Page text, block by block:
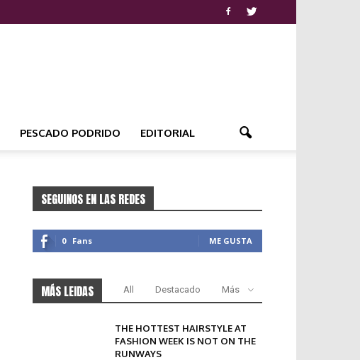
PESCADO PODRIDO EDITORIAL
SEGUINOS EN LAS REDES
0 Fans ME GUSTA
MÁS LEIDAS All Destacado Más
THE HOTTEST HAIRSTYLE AT
FASHION WEEK IS NOT ON THE
RUNWAYS